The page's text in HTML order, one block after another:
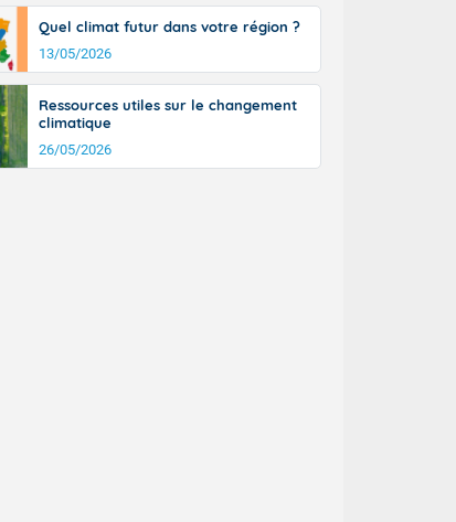
Quel climat futur dans votre région ?
13/05/2026
Ressources utiles sur le changement
climatique
26/05/2026